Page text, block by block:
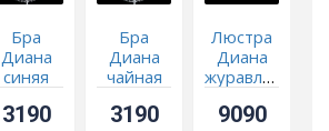
Бра
Диана
синяя
3190
Бра
Диана
чайная
3190
Люстра
Диана
журавлик
9090